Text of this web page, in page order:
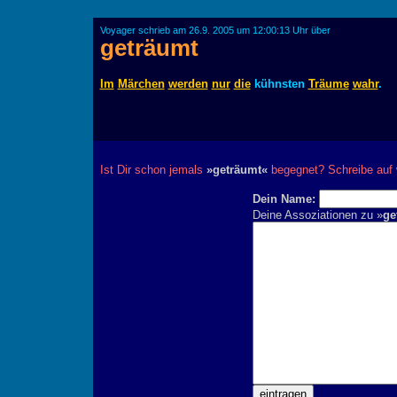
Voyager schrieb am 26.9. 2005 um 12:00:13 Uhr über
geträumt
Im Märchen werden nur diekühnsten Träume wahr.
Ist Dir schon jemals »geträumt«begegnet? Schreibe auf
Dein Name:
Deine Assoziationen zu »